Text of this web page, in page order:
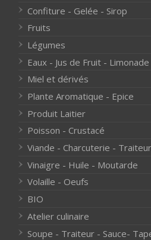
Confiture - Gelée - Sirop
Fruits
Légumes
Eaux - Jus de Fruit -
Miel et dérivés
Plante Aromatique - Epice
Produit Laitier
Poisson - Crustacé
Viande - Charcuterie - Traiteur
Vinaigre - Huile - Moutarde
Volaille - Oeufs
BIO
Atelier culinaire
Soupe - Traiteur - Sauce-